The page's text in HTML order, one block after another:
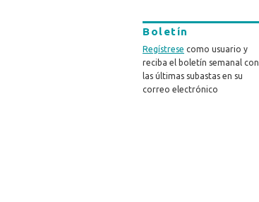
Boletín
Regístrese como usuario y
reciba el boletín semanal con
las últimas subastas en su
correo electrónico